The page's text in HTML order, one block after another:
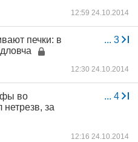
12:59 24.10.2014
... 3
печки: в
12:30 24.10.2014
... 4
во
за
12:16 24.10.2014